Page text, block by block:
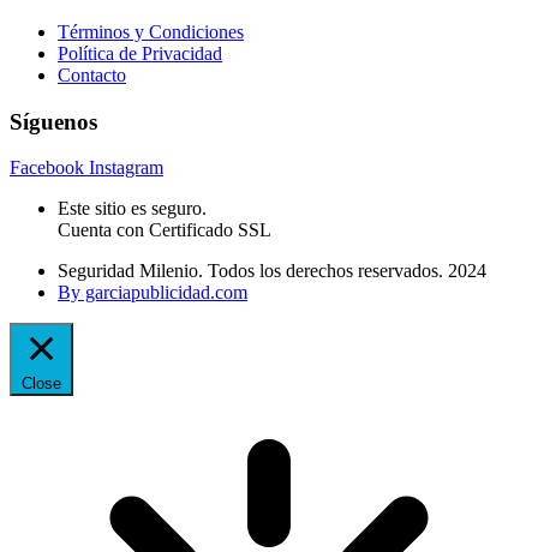
Términos y Condiciones
Política de Privacidad
Contacto
Síguenos
Facebook Instagram
Este sitio es seguro.
Cuenta con Certificado SSL
Seguridad Milenio. Todos los derechos reservados. 2024
By garciapublicidad.com
Close